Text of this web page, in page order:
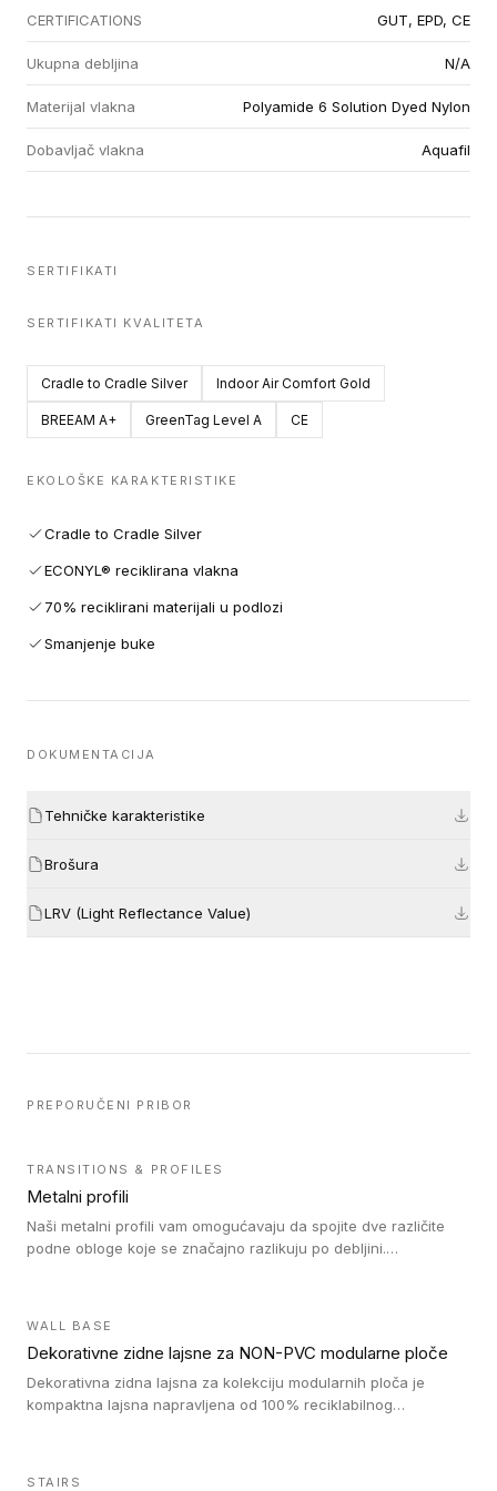
CERTIFICATIONS GUT, EPD, CE
Ukupna debljina N/A
Materijal vlakna Polyamide 6 Solution Dyed Nylon
Dobavljač vlakna Aquafil
SERTIFIKATI
SERTIFIKATI KVALITETA
Cradle to Cradle Silver Indoor Air Comfort Gold
BREEAM A+ GreenTag Level A CE
EKOLOŠKE KARAKTERISTIKE
Cradle to Cradle Silver
ECONYL® reciklirana vlakna
70% reciklirani materijali u podlozi
Smanjenje buke
DOKUMENTACIJA
Tehničke karakteristike
Brošura
LRV (Light Reflectance Value)
PREPORUČENI PRIBOR
TRANSITIONS & PROFILES
Metalni profili
Naši metalni profili vam omogućavaju da spojite dve različite
podne obloge koje se značajno razlikuju po debljini.
WALL BASE
Dekorativne zidne lajsne za NON-PVC modularne ploče
Dekorativna zidna lajsna za kolekciju modularnih ploča je
kompaktna lajsna napravljena od 100% reciklabilnog
STAIRS